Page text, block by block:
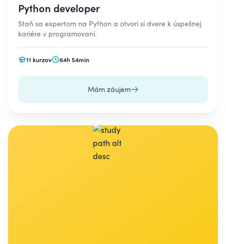
Python developer
Staň sa expertom na Python a otvori si dvere k úspešnej
kariére v programovaní.
11 kurzov 64h 54min
Mám záujem